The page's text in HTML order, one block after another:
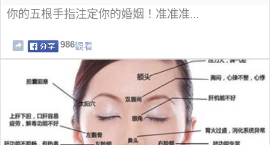
你的五根手指注定你的婚姻！准准准...
986觀看